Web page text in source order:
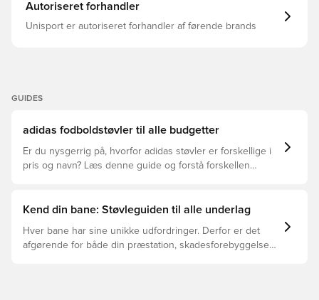
mellem fod og støvle. Hos adidas er hver detalje
designet til at styrke din præstation og forbedre dit spil.
Autoriseret forhandler
Unisport er autoriseret forhandler af førende brands
GUIDES
adidas fodboldstøvler til alle budgetter
Er du nysgerrig på, hvorfor adidas støvler er forskellige i
pris og navn? Læs denne guide og forstå forskellen
Kend din bane: Støvleguiden til alle underlag
Hver bane har sine unikke udfordringer. Derfor er det
afgørende for både din præstation, skadesforebyggelse